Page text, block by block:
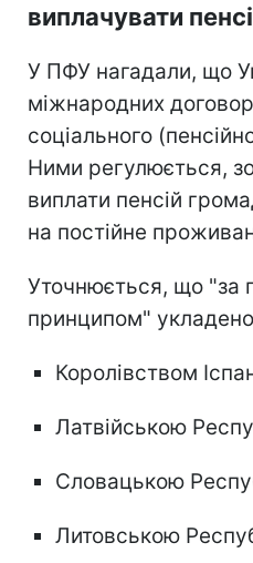
виплачувати
У ПФУ нагадали, що
міжнародних
соціального
Ними регулюється,
виплати пенсій
на постійне
Уточнюється, що "за
принципом"
Королівством
Латвійською
Словацькою
Литовською